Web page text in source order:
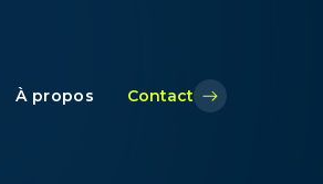
À propos Contact